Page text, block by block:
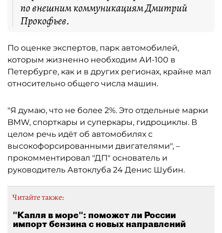
по внешним коммуникациям Дмитрий
Прокофьев.
По оценке экспертов, парк автомобилей,
которым жизненно необходим АИ-100 в
Петербурге, как и в других регионах, крайне мал
относительно общего числа машин.
"Я думаю, что не более 2%. Это отдельные марки
BMW, спорткары и суперкары, гидроциклы. В
целом речь идёт об автомобилях с
высокофорсированными двигателями", –
прокомментировал "ДП" основатель и
руководитель Автоклуба 24 Денис Шубин.
Читайте также:
"Капля в море": поможет ли России
импорт бензина с новых направлений